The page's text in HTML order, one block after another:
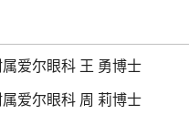
爱尔眼科 王 勇博士
爱尔眼科 周 莉博士